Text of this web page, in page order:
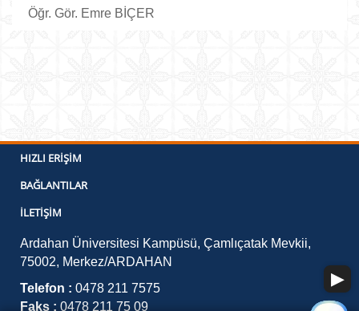
Öğr. Gör. Emre BİÇER
HIZLI ERIŞIM
BAĞLANTILAR
İLETIŞIM
Ardahan Üniversitesi Kampüsü, Çamlıçatak Mevkii,
75002, Merkez/ARDAHAN
Telefon : 0478 211 7575
Faks : 0478 211 75 09